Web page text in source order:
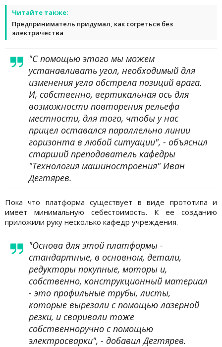
Читайте также:
Предприниматель придумал, как согреться без
электричества
"С помощью этого мы можем
устанавливать угол, необходимый для
изменения угла обстрела позиций врага.
И, собственно, вертикальная ось для
возможности повторения рельефа
местности, для того, чтобы у нас
прицел оставался параллельно линии
горизонта в любой ситуации", - объяснил
старший преподаватель кафедры
"Технология машиностроения" Иван
Дегтярев.
Пока что платформа существует в виде прототипа и
имеет минимальную себестоимость. К ее созданию
приложили руку несколько кафедр учреждения.
"Основа для этой платформы -
стандартные, в основном, детали,
редукторы покупные, моторы и,
собственно, конструкционный материал
- это профильные трубы, листы,
которые вырезали с помощью лазерной
резки, и сваривали тоже
собственноручно с помощью
электросварки", - добавил Дегтярев.